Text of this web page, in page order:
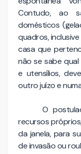
Contudo, ao
domésticos
quadros,
casa que
não se sabe
e utensílios,
outro juízo e
O
recursos
da janela, para
de invasão ou